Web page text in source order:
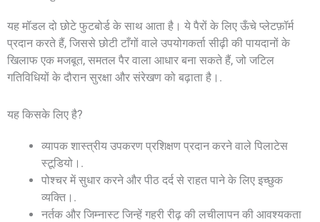
यह मॉडल दो छोटे फुटबोर्ड के साथ आता है। ये पैरों के लिए ऊँचे प्लेटफ़ॉर्म
प्रदान करते हैं, जिससे छोटी टाँगों वाले उपयोगकर्ता सीढ़ी की पायदानों के
खिलाफ एक मजबूत, समतल पैर वाला आधार बना सकते हैं, जो जटिल
गतिविधियों के दौरान सुरक्षा और संरेखण को बढ़ाता है।.
यह किसके लिए है?
व्यापक शास्त्रीय उपकरण प्रशिक्षण प्रदान करने वाले पिलाटेस
स्टूडियो।.
पोश्चर में सुधार करने और पीठ दर्द से राहत पाने के लिए इच्छुक
व्यक्ति।.
नर्तक और जिम्नास्ट जिन्हें गहरी रीढ़ की लचीलापन की आवश्यकता